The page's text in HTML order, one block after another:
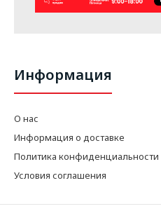
Информация
О нас
Информация о доставке
Политика конфиденциальности
Условия соглашения